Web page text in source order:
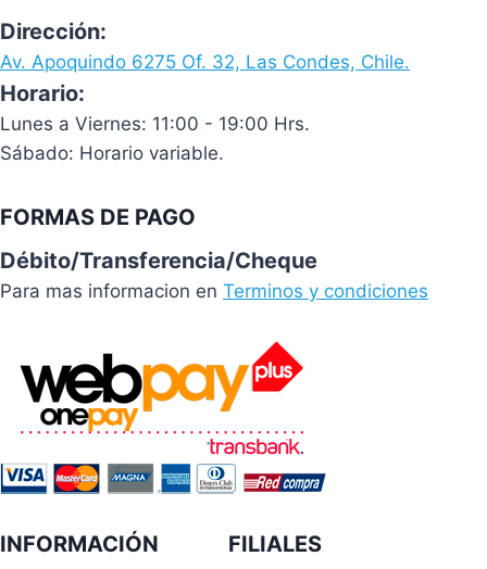
Dirección:
Av. Apoquindo 6275 Of. 32, Las Condes, Chile.
Horario:
Lunes a Viernes: 11:00 - 19:00 Hrs.
Sábado: Horario variable.
FORMAS DE PAGO
Débito/Transferencia/Cheque
Para mas informacion en Terminos y condiciones
INFORMACIÓN FILIALES